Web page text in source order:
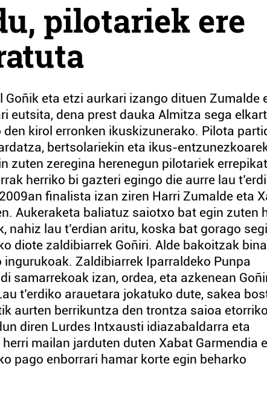
pilotariek ere
eta etzi aurkari izango dituen Zumalde
eutsita, dena prest dauka Almitza sega
kirol erronken ikuskizunerako. Pilota
bertsolariekin eta ikus-
zuten zeregina herenegun pilotariek
herriko bi gazteri egingo die aurre lau
finalista izan ziren Harri Zumalde eta
Aukeraketa baliatuz saiotxo bat egin zuten
lau t’erdian aritu, koska bat gorago
diote zaldibiarrek Goñiri. Alde bakoitzak bina
Zaldibiarrek Iparraldeko Punpa
samarrekoak izan, ordea, eta azkenean
t’erdiko arauetara jokatuko dute, sakea
aurten berrikuntza den trontza saioa
diren Lurdes Intxausti idiazabaldarra eta
mailan jarduten duten Xabat Garmendia
pago enborrari hamar korte egin beharko